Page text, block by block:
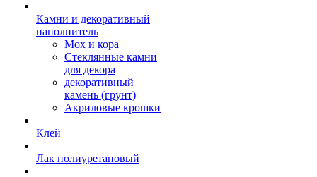
Камни и декоративный
наполнитель
Мох и кора
Стеклянные камни
для декора
декоративный
камень (грунт)
Акриловые крошки
Клей
Лак полиуретановый